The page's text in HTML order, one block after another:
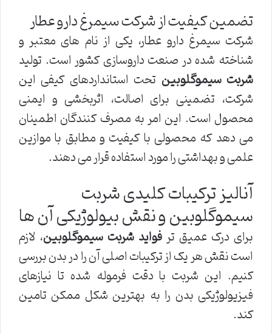
تضمین کیفیت از شرکت سیمرغ دارو عطار
شرکت سیمرغ دارو عطار، یکی از نام های معتبر و
شناخته شده در صنعت داروسازی کشور است. تولید
شربت سیموگلوبین تحت استانداردهای کیفی این
شرکت، تضمینی برای اصالت، اثربخشی و ایمنی
محصول است. این امر به مصرف کنندگان اطمینان
می دهد که محصولی با کیفیت و مطابق با موازین
علمی و بهداشتی را مورد استفاده قرار می دهند.
آنالیز ترکیبات کلیدی شربت
سیموگلوبین و نقش بیولوژیکی آن ها
برای درک عمیق ترفواید شربت سیموگلوبین، لازم
است نقش هر یک از ترکیبات اصلی آن را در بدن بررسی
کنیم. این شربت با دقت فرموله شده تا نیازهای
فیزیولوژیکی بدن را به بهترین شکل ممکن تامین
کند.